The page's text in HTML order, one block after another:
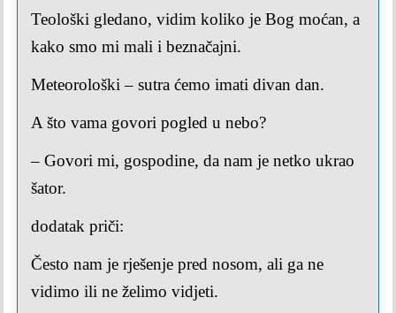
Teološki gledano, vidim koliko je Bog moćan, a
kako smo mi mali i beznačajni.
Meteorološki – sutra ćemo imati divan dan.
A što vama govori pogled u nebo?
– Govori mi, gospodine, da nam je netko ukrao
šator.
dodatak priči:
Često nam je rješenje pred nosom, ali ga ne
vidimo ili ne želimo vidjeti.